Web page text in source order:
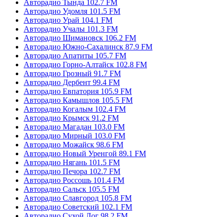
Авторадио Тында 102.7 FM
Авторадио Удомля 101.5 FM
Авторадио Урай 104.1 FM
Авторадио Учалы 101.3 FM
Авторадио Шимановск 106.2 FM
Авторадио Южно-Сахалинск 87.9 FM
Авторадио Апатиты 105.7 FM
Авторадио Горно-Алтайск 102.8 FM
Авторадио Грозный 91.7 FM
Авторадио Дербент 99.4 FM
Авторадио Евпатория 105.9 FM
Авторадио Камышлов 105.5 FM
Авторадио Когалым 102.4 FM
Авторадио Крымск 91.2 FM
Авторадио Магадан 103.0 FM
Авторадио Мирный 103.0 FM
Авторадио Можайск 98.6 FM
Авторадио Новый Уренгой 89.1 FM
Авторадио Нягань 101.5 FM
Авторадио Печора 102.7 FM
Авторадио Россошь 101.4 FM
Авторадио Сальск 105.5 FM
Авторадио Славгород 105.8 FM
Авторадио Советский 102.1 FM